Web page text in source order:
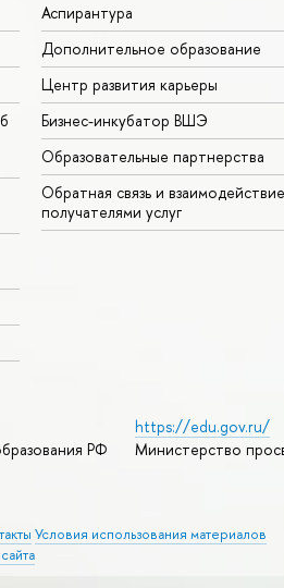
Аспирантура
Дополнительное образование
Центр развития карьеры
Бизнес-инкубатор ВШЭ
Образовательные партнерства
Обратная связь и
получателями услуг
РФ
https://edu.gov.ru/
Министерство
Условия использования материалов